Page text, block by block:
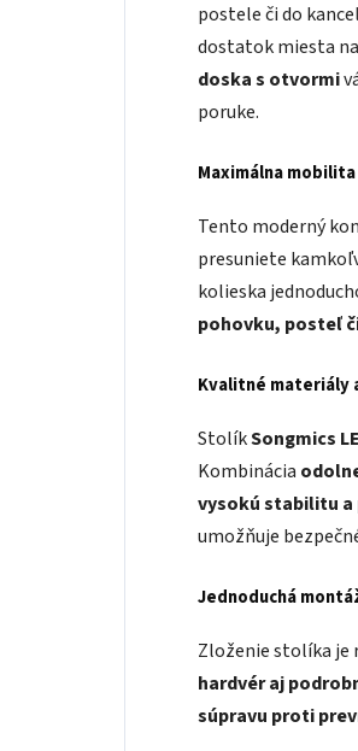
postele či do
dostatok miesta
doska s otvormi
poruke.
Maximálna
Tento moderný
presuniete
kolieska
pohovku, posteľ
Kvalitné materiály
StolíkSongmics
Kombinácia
vysokú stabilitu a
umožňuje
Jednoduchá
Zloženie stolíka je
hardvér aj
súpravu proti